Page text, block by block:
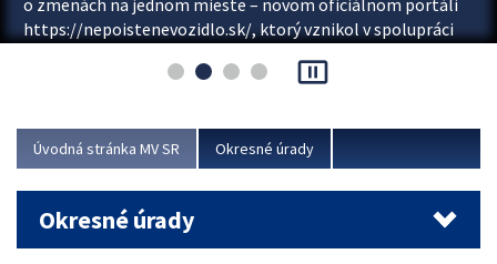
o zmenách na jednom mieste – novom oficiálnom portáli
https://nepoistenevozidlo.sk/, ktorý vznikol v spolupráci
asociácie poisťovní (SLASPO) a Ministerstva vnútra SR.
Viac
pause_presentation
Úvodná stránka MV SR Okresné úrady
Okresné úrady